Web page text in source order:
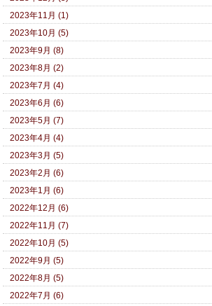
2023年11月 (1)
2023年10月 (5)
2023年9月 (8)
2023年8月 (2)
2023年7月 (4)
2023年6月 (6)
2023年5月 (7)
2023年4月 (4)
2023年3月 (5)
2023年2月 (6)
2023年1月 (6)
2022年12月 (6)
2022年11月 (7)
2022年10月 (5)
2022年9月 (5)
2022年8月 (5)
2022年7月 (6)